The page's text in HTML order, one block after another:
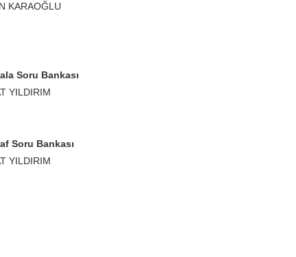
KARAOĞLU
Soru Bankası
YILDIRIM
Soru Bankası
YILDIRIM